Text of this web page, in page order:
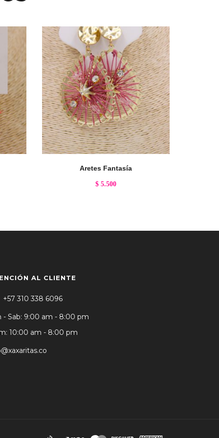
Aretes Fantasía
$ 5.500
AL CLIENTE
+57 310 338 6096
- Sab: 9:00 am - 8:00 pm
10:00 am - 8:00 pm